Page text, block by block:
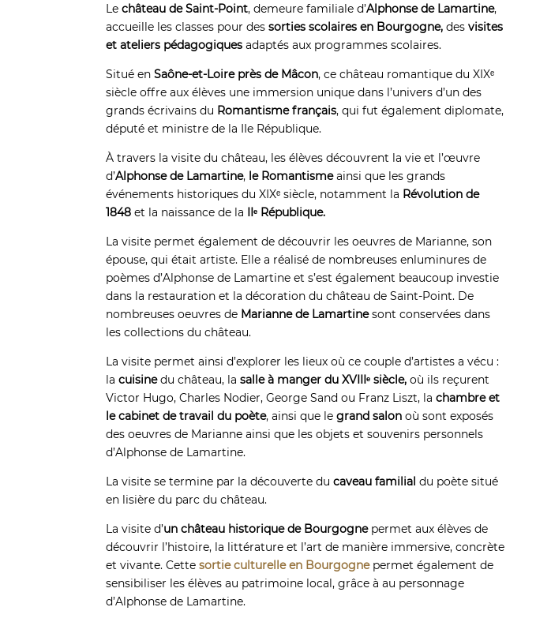
Lechâteau de Saint-Point, demeure familiale d’Alphonse de Lamartine,
accueille les classes pour dessorties scolaires en Bourgogne, desvisites
et ateliers pédagogiques adaptés aux programmes scolaires.
Situé enSaône-et-Loire près de Mâcon, ce château romantique du XIXᵉ
siècle offre aux élèves une immersion unique dans l’univers d’un des
grands écrivains du Romantisme français, qui fut également diplomate,
député et ministre de la IIe République.
À travers la visite du château, les élèves découvrent la vie et l’œuvre
d’Alphonse de Lamartine, le Romantismeainsi que les grands
événements historiques du XIXᵉ siècle, notamment la Révolution de
1848 et la naissance de la IIᵉ République.
La visite permet également de découvrir les oeuvres de Marianne, son
épouse, qui était artiste. Elle a réalisé de nombreuses enluminures de
poèmes d’Alphonse de Lamartine et s’est également beaucoup investie
dans la restauration et la décoration du château de Saint-Point. De
nombreuses oeuvres de Marianne de Lamartinesont conservées dans
les collections du château.
La visite permet ainsi d’explorer les lieux où ce couple d’artistes a vécu :
lacuisinedu château, lasalle à manger du XVIIIᵉ siècle, où ils reçurent
Victor Hugo, Charles Nodier, George Sand ou Franz Liszt, lachambre et
le cabinet de travail du poète, ainsi que legrand salon où sont exposés
des oeuvres de Marianne ainsi que les objets et souvenirs personnels
d’Alphonse de Lamartine.
La visite se termine par la découverte ducaveau familial du poète situé
en lisière du parc du château.
La visite d’un château historique de Bourgognepermet aux élèves de
découvrir l’histoire, la littérature et l’art de manière immersive, concrète
et vivante. Cettesortie culturelle en Bourgognepermet également de
sensibiliser les élèves au patrimoine local, grâce à au personnage
d’Alphonse de Lamartine.